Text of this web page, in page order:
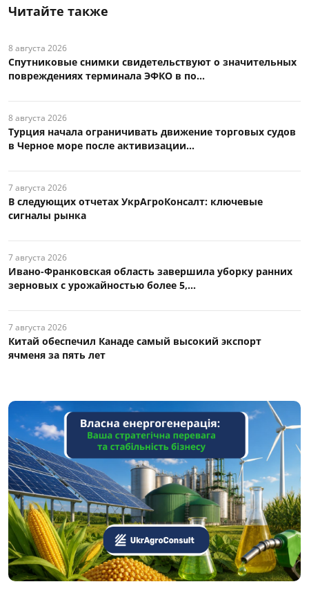
Читайте также
8 августа 2026
Спутниковые снимки свидетельствуют о значительных
повреждениях терминала ЭФКО в по...
8 августа 2026
Турция начала ограничивать движение торговых судов
в Черное море после активизации...
7 августа 2026
В следующих отчетах УкрАгроКонсалт: ключевые
сигналы рынка
7 августа 2026
Ивано-Франковская область завершила уборку ранних
зерновых с урожайностью более 5,...
7 августа 2026
Китай обеспечил Канаде самый высокий экспорт
ячменя за пять лет